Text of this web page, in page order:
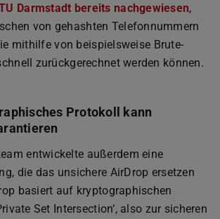
Darmstadt bereits nachgewiesen,
von gehashten Telefonnummern
mithilfe von beispielsweise Brute-
zurückgerechnet werden können.
Protokoll kann
entwickelte außerdem eine
die das unsichere AirDrop ersetzen
basiert auf kryptographischen
Set Intersection‘, also zur sicheren